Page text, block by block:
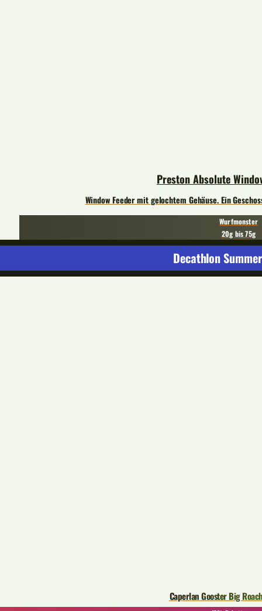
Preston Absolute
Window Feeder mit gelochtem Gehäuse. Ein
Wurfmonster
20g bis 75g
Decathlon
Caperlan Gooster Big